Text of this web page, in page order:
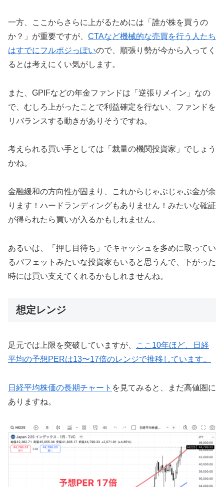
一方、ここからさらに上がるためには「誰が株を買うの
か？」が重要ですが、 CTAなど機械的な売買を行う人たち
はすでにフルポジっぽいので、順張り勢が今から入ってく
るとは考えにくい気がします。
また、GPIFなどの年金ファンドは「逆張りメイン」なの
で、むしろ上がったことで利益確定を行ない、ファンドを
リバランスする動きがありそうですね。
考えられる買い手としては「裁量の機関投資家」でしょう
かね。
金融緩和の方向性が固まり、これからじゃぶじゃぶ金が余
ります！ハードランディングもありません！みたいな確証
が得られたら買いが入るかもしれません。
あるいは、「押し目待ち」でキャッシュを多めに取ってい
るバフェットみたいな投資家もいると思うんで、下がった
時には買い支えてくれるかもしれませんね。
想定レンジ
足元では上限を突破していますが、
ここ10年ほど、日経
平均の予想PERは13〜17倍のレンジで推移しています。
日経平均株価の長期チャート を見てみると、まだ高値圏に
ありますね。